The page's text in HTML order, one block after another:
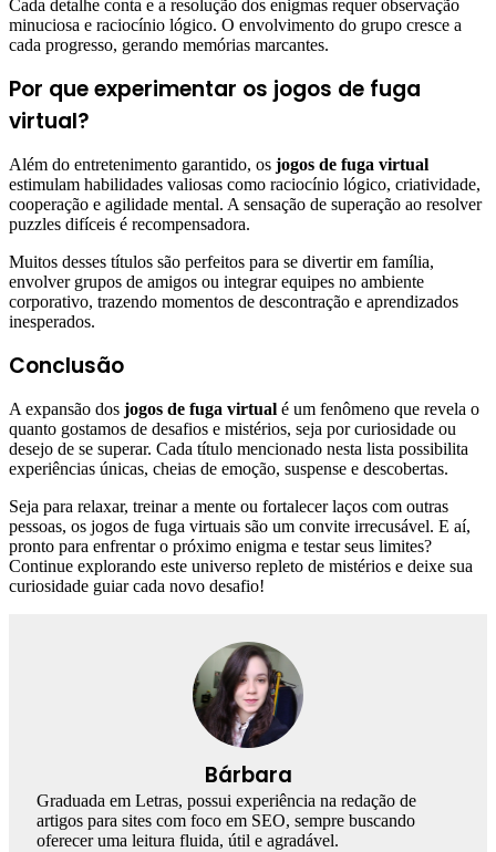
Cada detalhe conta e a resolução dos enigmas requer observação
minuciosa e raciocínio lógico. O envolvimento do grupo cresce a
cada progresso, gerando memórias marcantes.
Por que experimentar os jogos de fuga
virtual?
Além do entretenimento garantido, os jogos de fuga virtual
estimulam habilidades valiosas como raciocínio lógico, criatividade,
cooperação e agilidade mental. A sensação de superação ao resolver
puzzles difíceis é recompensadora.
Muitos desses títulos são perfeitos para se divertir em família,
envolver grupos de amigos ou integrar equipes no ambiente
corporativo, trazendo momentos de descontração e aprendizados
inesperados.
Conclusão
A expansão dos jogos de fuga virtual é um fenômeno que revela o
quanto gostamos de desafios e mistérios, seja por curiosidade ou
desejo de se superar. Cada título mencionado nesta lista possibilita
experiências únicas, cheias de emoção, suspense e descobertas.
Seja para relaxar, treinar a mente ou fortalecer laços com outras
pessoas, os jogos de fuga virtuais são um convite irrecusável. E aí,
pronto para enfrentar o próximo enigma e testar seus limites?
Continue explorando este universo repleto de mistérios e deixe sua
curiosidade guiar cada novo desafio!
Bárbara
Graduada em Letras, possui experiência na redação de
artigos para sites com foco em SEO, sempre buscando
oferecer uma leitura fluida, útil e agradável.